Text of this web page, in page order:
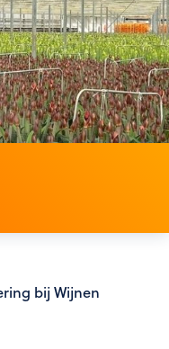
bij Wijnen